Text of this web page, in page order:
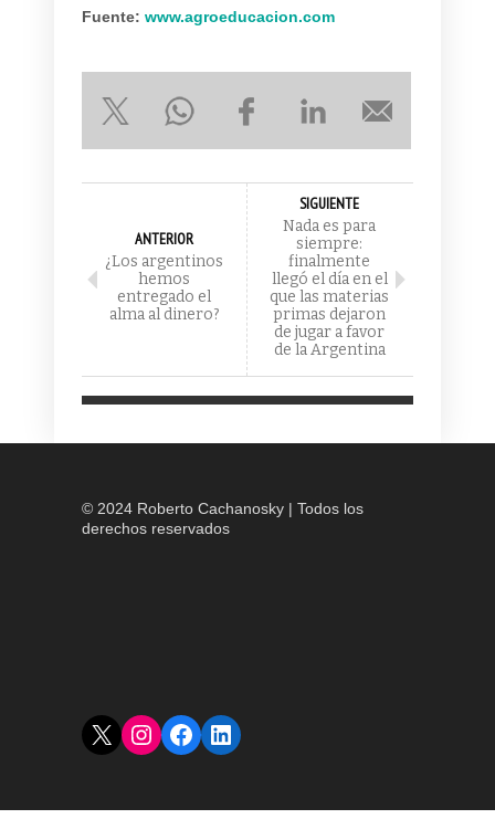
Fuente: www.agroeducacion.com
ANTERIOR
¿Los argentinos
hemos
entregado el
alma al dinero?
SIGUIENTE
Nada es para
siempre:
finalmente
llegó el día en el
que las materias
primas dejaron
de jugar a favor
de la Argentina
© 2024 Roberto Cachanosky | Todos los
derechos reservados
X Instagram
Facebook
LinkedIn